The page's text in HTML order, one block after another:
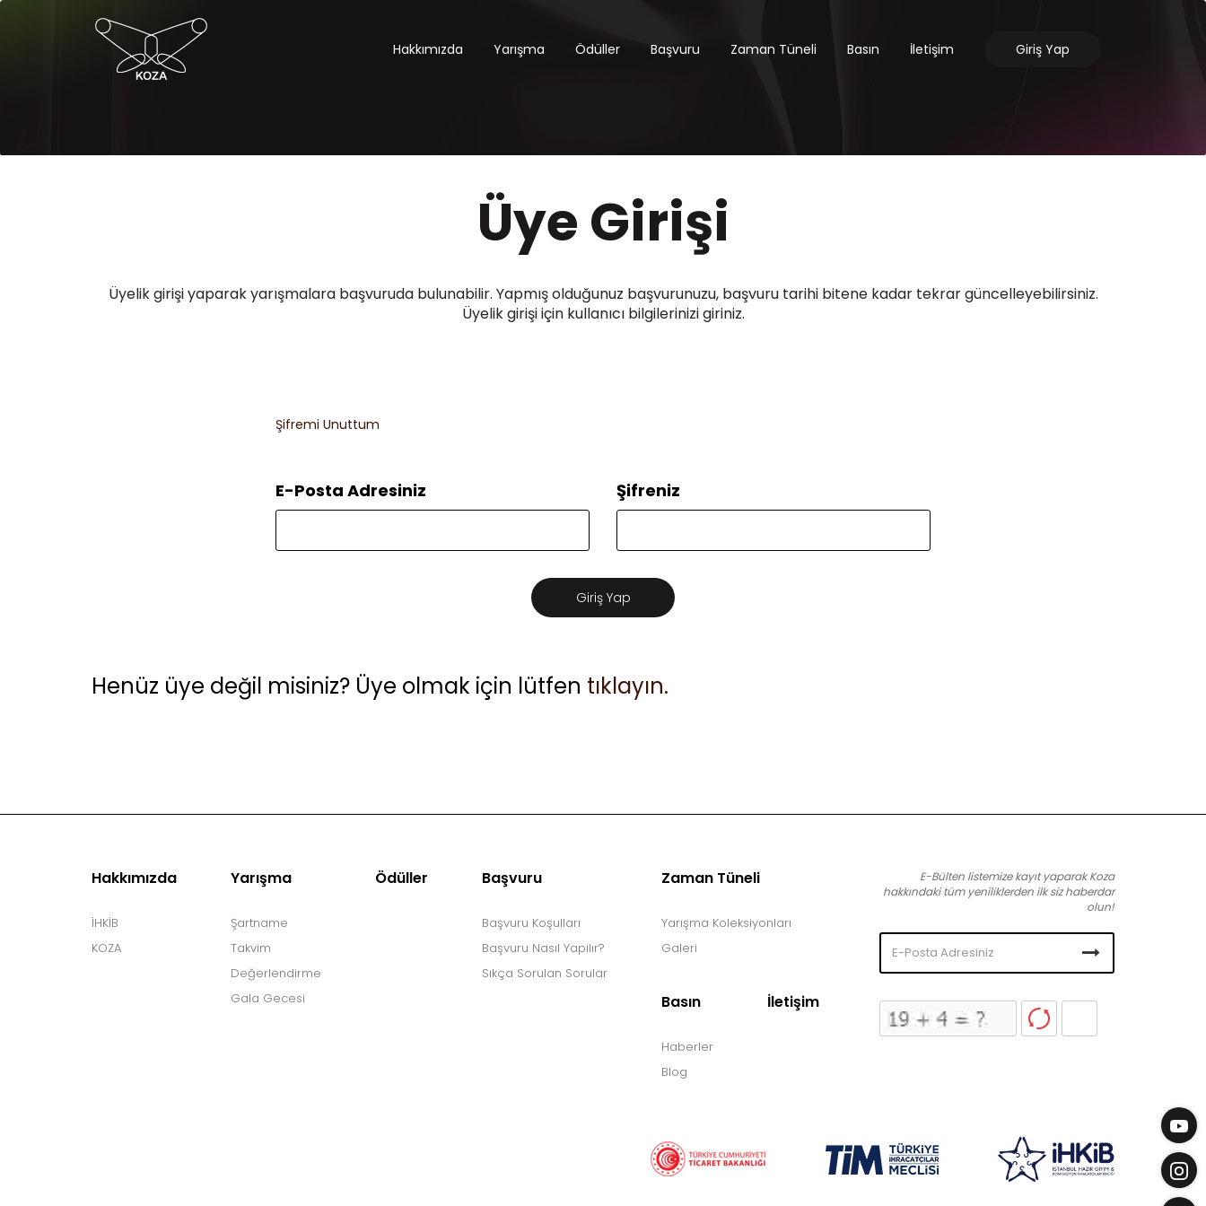
Hakkımızda Yarışma Ödüller Başvuru Zaman Tüneli Basın İletişim Giriş Yap
Üye Girişi
Üyelik girişi yaparak yarışmalara başvuruda bulunabilir. Yapmış olduğunuz başvurunuzu, başvuru tarihi bitene kadar tekrar güncelleyebilirsiniz.
Üyelik girişi için kullanıcı bilgilerinizi giriniz.
Şifremi Unuttum
E-Posta Adresiniz Şifreniz
Henüz üye değil misiniz? Üye olmak için lütfen tıklayın.
Hakkımızda
İHKİB
KOZA
Yarışma
Şartname
Takvim
Değerlendirme
Gala Gecesi
Ödüller Başvuru
Başvuru Koşulları
Başvuru Nasıl Yapılır?
Sıkça Sorulan Sorular
Zaman Tüneli
Yarışma Koleksiyonları
Galeri
Basın
Haberler
Blog
İletişim
E-Bülten listemize kayıt yaparak Koza
hakkındaki tüm yeniliklerden ilk siz haberdar
olun!